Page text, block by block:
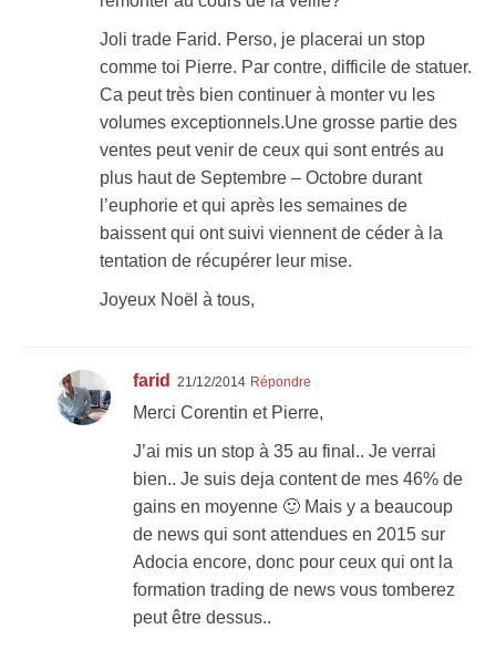
Joli trade Farid. Perso, je placerai un stop
comme toi Pierre. Par contre, difficile de statuer.
Ca peut très bien continuer à monter vu les
volumes exceptionnels.Une grosse partie des
ventes peut venir de ceux qui sont entrés au
plus haut de Septembre – Octobre durant
l’euphorie et qui après les semaines de
baissent qui ont suivi viennent de céder à la
tentation de récupérer leur mise.
Joyeux Noël à tous,
farid 21/12/2014 Répondre
Merci Corentin et Pierre,
J’ai mis un stop à 35 au final.. Je verrai
bien.. Je suis deja content de mes 46% de
gains en moyenne 🙂 Mais y a beaucoup
de news qui sont attendues en 2015 sur
Adocia encore, donc pour ceux qui ont la
formation trading de news vous tomberez
peut être dessus..